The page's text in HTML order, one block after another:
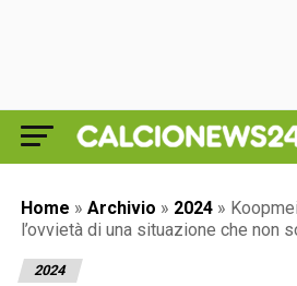
Home » Archivio » 2024 »
l’ovvietà di una situazione che non
2024